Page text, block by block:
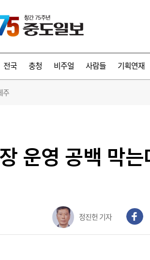
전국 충청 비주얼 사람들 기획연재
주
운영 공백 막
정진헌 기자